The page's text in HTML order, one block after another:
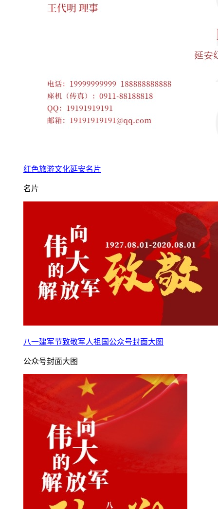
红色旅游文化延安名片
名片
八一建军节致敬军人祖国公众号封面大图
公众号封面大图